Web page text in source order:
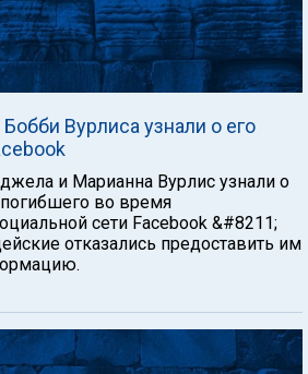
Вурлиса узнали о его
и Марианна Вурлис узнали о
погибшего во время
сети Facebook &#8211;
отказались предоставить им